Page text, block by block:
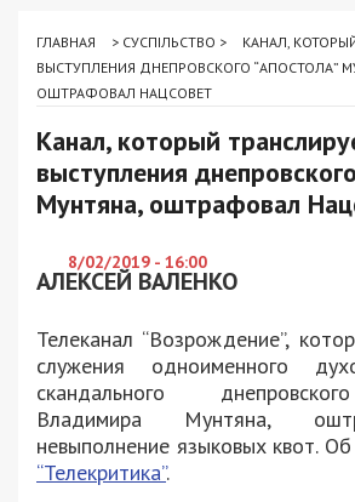
ГЛАВНАЯ > СУСПІЛЬСТВО >
КАНАЛ,
ВЫСТУПЛЕНИЯ ДНЕПРОВСКОГО “АПОСТОЛА”
ОШТРАФОВАЛ НАЦСОВЕТ
Канал, который
выступления
Мунтяна, оштрафовал
8/02/2019 - 16:00
АЛЕКСЕЙ ВАЛЕНКО
Телеканал “Возрождение”,
служения одноименного
скандального
Владимира Мунтяна,
невыполнение языковых квот.
“Телекритика”.